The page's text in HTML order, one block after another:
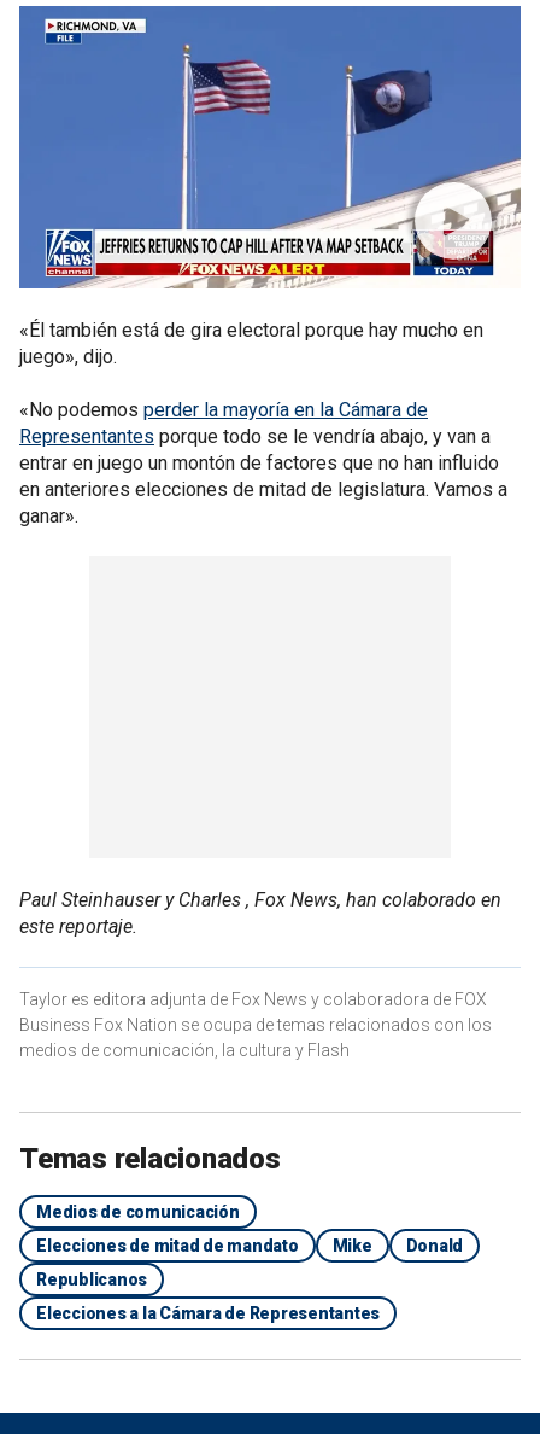
«Él también está de gira electoral porque hay mucho en
juego», dijo.
«No podemos perder la mayoría en la Cámara de
Representantes porque todo se le vendría abajo, y van a
entrar en juego un montón de factores que no han influido
en anteriores elecciones de mitad de legislatura. Vamos a
ganar».
Paul Steinhauser y Charles , Fox News, han colaborado en
este reportaje.
Taylor es editora adjunta de Fox News y colaboradora de FOX
Business Fox Nation se ocupa de temas relacionados con los
medios de comunicación, la cultura y Flash
Temas relacionados
Medios de comunicación
Elecciones de mitad de mandato
Mike
Donald
Republicanos
Elecciones a la Cámara de Representantes